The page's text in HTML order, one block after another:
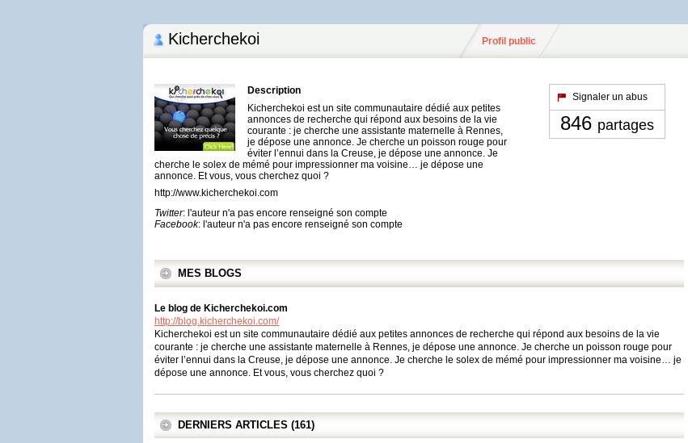
Kicherchekoi Profil public
Description
Kicherchekoi est un site communautaire dédié aux petites
annonces de recherche qui répond aux besoins de la vie
courante : je cherche une assistante maternelle à Rennes,
je dépose une annonce. Je cherche un poisson rouge pour
éviter l’ennui dans la Creuse, je dépose une annonce. Je
cherche le solex de mémé pour impressionner ma voisine… je dépose une
annonce. Et vous, vous cherchez quoi ?
http://www.kicherchekoi.com
Twitter: l'auteur n'a pas encore renseigné son compte
Facebook: l'auteur n'a pas encore renseigné son compte
Signaler un abus
846 partages
MES BLOGS
Le blog de Kicherchekoi.com
http://blog.kicherchekoi.com/
Kicherchekoi est un site communautaire dédié aux petites annonces de recherche qui répond aux besoins de la vie
courante : je cherche une assistante maternelle à Rennes, je dépose une annonce. Je cherche un poisson rouge pour
éviter l’ennui dans la Creuse, je dépose une annonce. Je cherche le solex de mémé pour impressionner ma voisine… je
dépose une annonce. Et vous, vous cherchez quoi ?
DERNIERS ARTICLES (161)